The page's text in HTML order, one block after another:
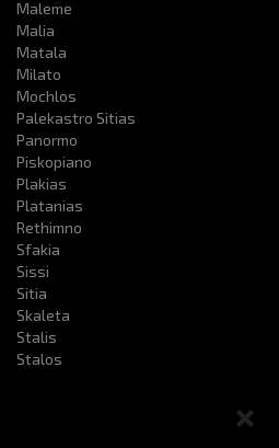
Maleme
Malia
Matala
Milato
Mochlos
Palekastro Sitias
Panormo
Piskopiano
Plakias
Platanias
Rethimno
Sfakia
Sissi
Sitia
Skaleta
Stalis
Stalos